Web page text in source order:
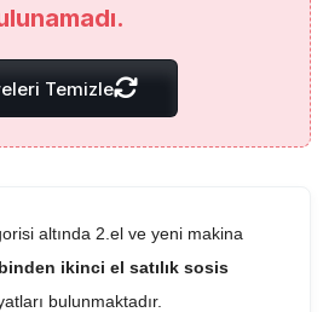
Temizle
altında 2.el ve yeni makina
ikinci el satılık sosis
bulunmaktadır.